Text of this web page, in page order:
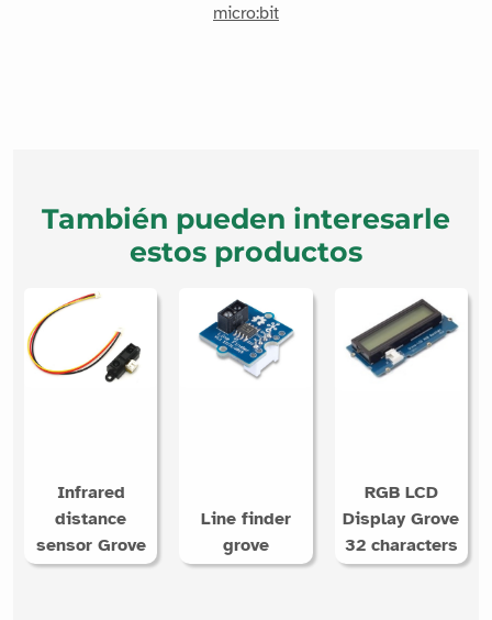
micro:bit
También pueden interesarle
estos productos
Infrared
distance
sensor Grove
Line finder
grove
RGB LCD
Display Grove
32 characters